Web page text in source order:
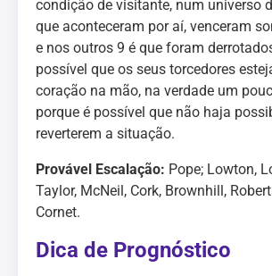
condição de visitante, num universo
que aconteceram por aí, venceram
e nos outros 9 é que foram
possível que os seus torcedores
coração na mão, na verdade um
porque é possível que não haja
reverterem a situação.
Provável Escalação: Pope; Lowton,
Taylor, McNeil, Cork, Brownhill,
Cornet.
Dica de Prognóstico